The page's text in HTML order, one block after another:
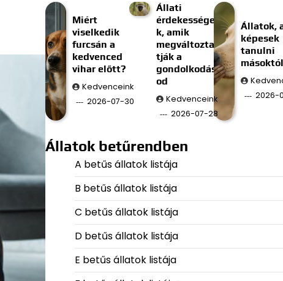
Miért
viselkedik
furcsán a
kedvenced
vihar előtt?
Kedvenceink
2026-07-30
Állati
érdekessége
k, amik
megváltozta
tják a
gondolkodás
od
Kedvenceink
2026-07-28
Állatok,
képesek
tanulni
másoktól
2026-
Állatok betűrendben
A betűs állatok listája
B betűs állatok listája
C betűs állatok listája
D betűs állatok listája
E betűs állatok listája